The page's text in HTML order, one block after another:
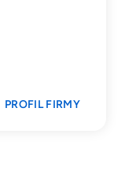
PROFIL FIRMY